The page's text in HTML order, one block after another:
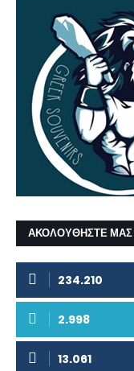
ΑΚΟΛΟΥΘΗΣΤΕ ΜΑΣ
234.210
2.998
13.061